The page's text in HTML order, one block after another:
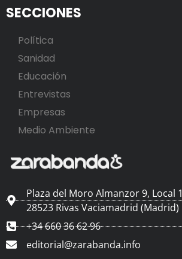
SECCIONES
Política
Sanidad
Educación
Entrevistas
Empresas
Medio Ambiente
Plaza del Moro Almanzor 9, Local 1
28523 Rivas Vaciamadrid (Madrid)
+34 660 36 62 96
editorial@zarabanda.info